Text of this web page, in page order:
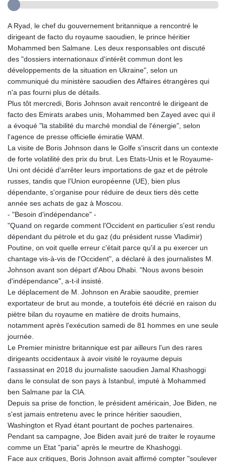
A Ryad, le chef du gouvernement britannique a rencontré le
dirigeant de facto du royaume saoudien, le prince héritier
Mohammed ben Salmane. Les deux responsables ont discuté
des "dossiers internationaux d'intérêt commun dont les
développements de la situation en Ukraine", selon un
communiqué du ministère saoudien des Affaires étrangères qui
n'a pas fourni plus de détails.
Plus tôt mercredi, Boris Johnson avait rencontré le dirigeant de
facto des Emirats arabes unis, Mohammed ben Zayed avec qui il
a évoqué "la stabilité du marché mondial de l'énergie", selon
l'agence de presse officielle émiratie WAM.
La visite de Boris Johnson dans le Golfe s'inscrit dans un contexte
de forte volatilité des prix du brut. Les Etats-Unis et le Royaume-
Uni ont décidé d'arrêter leurs importations de gaz et de pétrole
russes, tandis que l'Union européenne (UE), bien plus
dépendante, s'organise pour réduire de deux tiers dès cette
année ses achats de gaz à Moscou.
- "Besoin d'indépendance" -
"Quand on regarde comment l'Occident en particulier s'est rendu
dépendant du pétrole et du gaz (du président russe Vladimir)
Poutine, on voit quelle erreur c'était parce qu'il a pu exercer un
chantage vis-à-vis de l'Occident", a déclaré à des journalistes M.
Johnson avant son départ d'Abou Dhabi. "Nous avons besoin
d'indépendance", a-t-il insisté.
Le déplacement de M. Johnson en Arabie saoudite, premier
exportateur de brut au monde, a toutefois été décrié en raison du
piètre bilan du royaume en matière de droits humains,
notamment après l'exécution samedi de 81 hommes en une seule
journée.
Le Premier ministre britannique est par ailleurs l'un des rares
dirigeants occidentaux à avoir visité le royaume depuis
l'assassinat en 2018 du journaliste saoudien Jamal Khashoggi
dans le consulat de son pays à Istanbul, imputé à Mohammed
ben Salmane par la CIA.
Depuis sa prise de fonction, le président américain, Joe Biden, ne
s'est jamais entretenu avec le prince héritier saoudien,
Washington et Ryad étant pourtant de poches partenaires.
Pendant sa campagne, Joe Biden avait juré de traiter le royaume
comme un Etat "paria" après le meurtre de Khashoggi.
Face aux critiques, Boris Johnson avait affirmé compter "soulever